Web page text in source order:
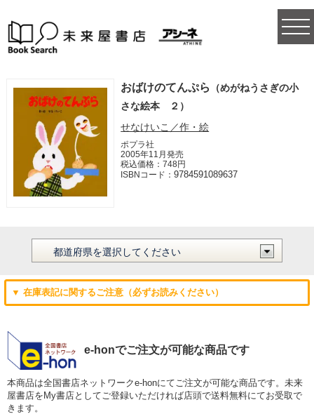
おばけのてんぷら
（めがねうさぎの小
さな絵本 ２）
せなけいこ／作・絵
ポプラ社
2005年11月発売
税込価格：748円
ISBNコード：9784591089637
▼ 在庫表記に関するご注意（必ずお読みください）
e-honでご注文が可能な商品です
本商品は全国書店ネットワークe-honにてご注文が可能な商品です。未来
屋書店をMy書店としてご登録いただければ店頭で送料無料にてお受取で
きます。